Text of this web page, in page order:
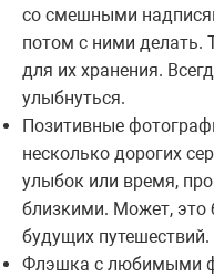
со смешными
потом с ними делать.
для их хранения.
улыбнуться.
Позитивные
несколько дорогих
улыбок или время,
близкими. Может, это
будущих путешествий.
Флэшка с любимыми